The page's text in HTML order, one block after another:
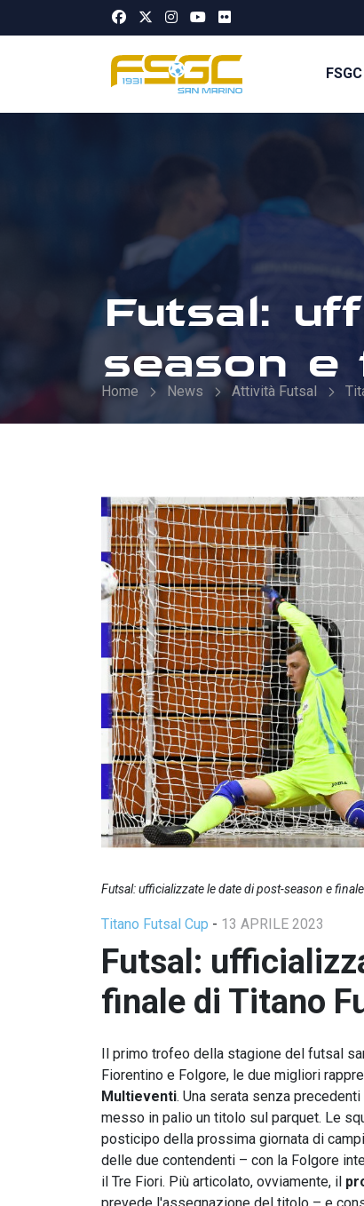
FSGC
Futsal:
season e
Home News Attività Futsal
Futsal: ufficializzate le date di post-season e
Titano Futsal Cup - 13 APRILE 2023
Futsal:
finale di Titano
Il primo trofeo della stagione del futsal
Fiorentino e Folgore, le due migliori
Multieventi. Una serata senza
messo in palio un titolo sul parquet. Le
posticipo della prossima giornata di
delle due contendenti – con la Folgore
il Tre Fiori. Più articolato, ovviamente, il